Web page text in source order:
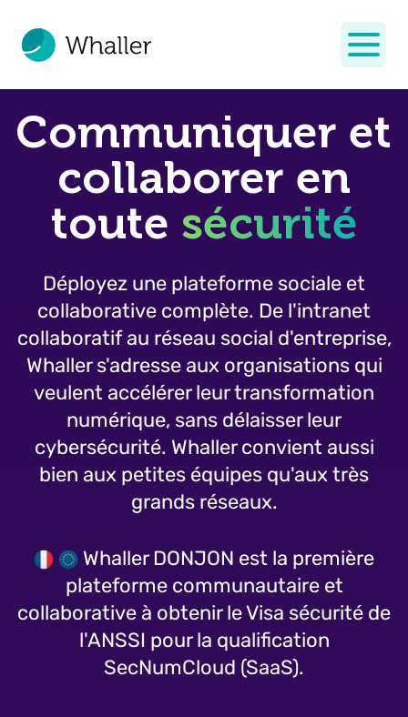
Communiquer et
collaborer en
toute sécurité
Déployez une plateforme sociale et
collaborative complète. De l'intranet
collaboratif au réseau social d'entreprise,
Whaller s'adresse aux organisations qui
veulent accélérer leur transformation
numérique, sans délaisser leur
cybersécurité. Whaller convient aussi
bien aux petites équipes qu'aux très
grands réseaux.
Whaller DONJON est la première
plateforme communautaire et
collaborative à obtenir le Visa sécurité de
l'ANSSI pour la qualification
SecNumCloud (SaaS).